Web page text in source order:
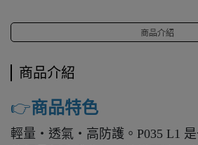
商品介紹
商品介紹
👉️商品特色
輕量・透氣・高防護。P035 L1